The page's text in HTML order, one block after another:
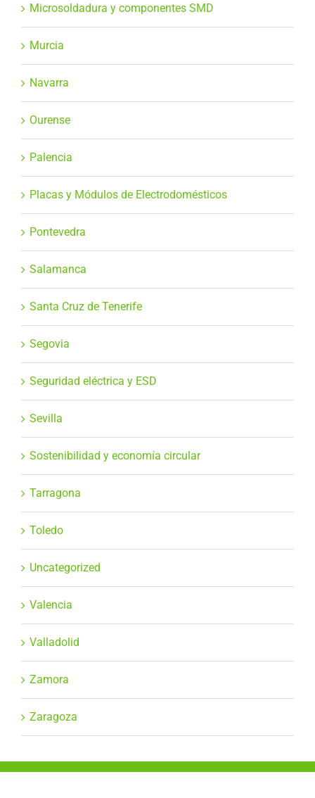
Microsoldadura y componentes SMD
Murcia
Navarra
Ourense
Palencia
Placas y Módulos de Electrodomésticos
Pontevedra
Salamanca
Santa Cruz de Tenerife
Segovia
Seguridad eléctrica y ESD
Sevilla
Sostenibilidad y economía circular
Tarragona
Toledo
Uncategorized
Valencia
Valladolid
Zamora
Zaragoza